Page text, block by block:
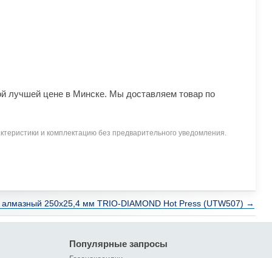
лучшей цене в Минске. Мы доставляем товар по
и комплектацию без предварительного уведомления.
алмазный 250х25,4 мм TRIO-DIAMOND Hot Press (UTW507) →
Популярные запросы